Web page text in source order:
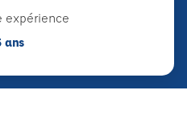
expérience
ans